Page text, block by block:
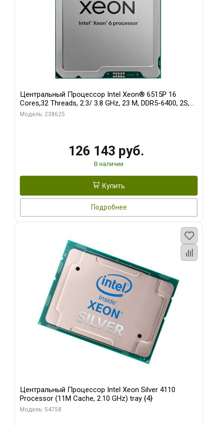
Центральный Процессор Intel Xeon® 6515P 16
Cores,32 Threads, 2.3/ 3.8 GHz, 23 M, DDR5-6400, 2S,
150W OEM
Модель: 238625
126 143 руб.
В наличии
Купить
Подробнее
Центральный Процессор Intel Xeon Silver 4110
Processor (11M Cache, 2.10 GHz) tray {4}
Модель: 54758